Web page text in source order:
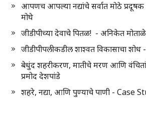
आपणच आपल्या नद्यांचे सर्वात मोठे प्रदूषक
मोघे
जीडीपीच्या देवाचे पितळ! - अनिकेत मोताळे
जीडीपीपलीकडील शाश्वत विकासाचा शोध
बेधुंद शहरीकरण, मातीचे मरण आणि
प्रमोद देशपांडे
शहरे, नद्या, आणि पुण्याचे पाणी - Case